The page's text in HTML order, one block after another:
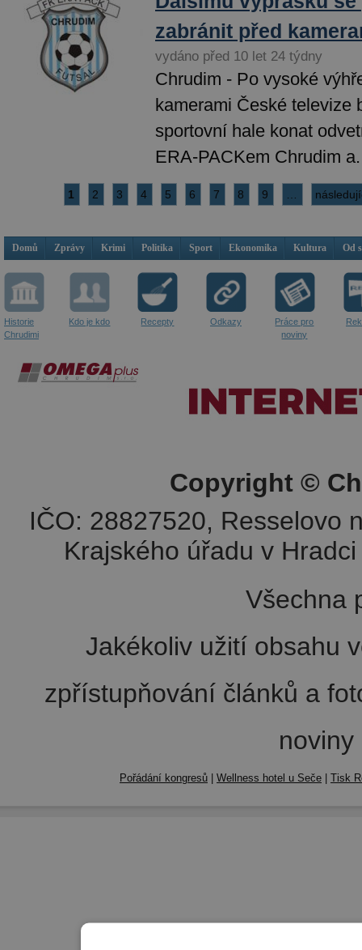
zabránit před
vydáno před 10 let 24 týdny
Chrudim - Po vysoké
kamerami České televize
sportovní hale konat
ERA-PACKem Chrudim
1 2 3 4 5 6 7 8 9
Domů Zprávy Krimi Politika Sport Ekonomika Kultura Od
Historie
Chrudimi
Kdo je kdo Recepty Odkazy
Práce pro
noviny
Copyright ©
IČO: 28827520, Resselovo
Krajského úřadu v
Všechna
Jakékoliv užití obsahu
zpřístupňování článků a
Pořádání kongresů | Wellness hotel u Seče | Tisk